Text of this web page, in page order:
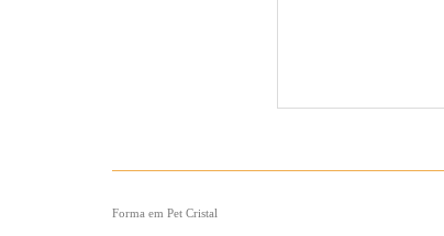
Forma em Pet Cristal